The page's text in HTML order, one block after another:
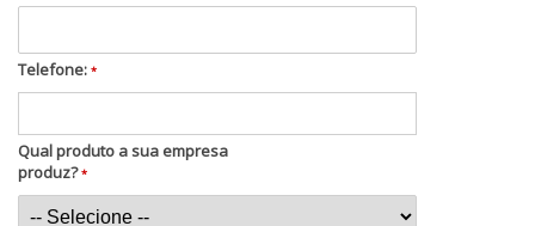
Telefone: *
Qual produto a sua empresa
produz?*